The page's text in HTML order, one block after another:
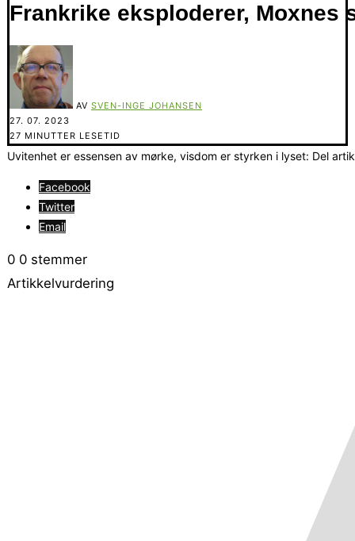
Frankrike eksploderer, Moxnes
AV SVEN-INGE JOHANSEN
27. 07. 2023
27 MINUTTER LESETID
Uvitenhet er essensen av mørke, visdom er styrken i lyset: Del
Facebook
Twitter
Email
0 0 stemmer
Artikkelvurdering